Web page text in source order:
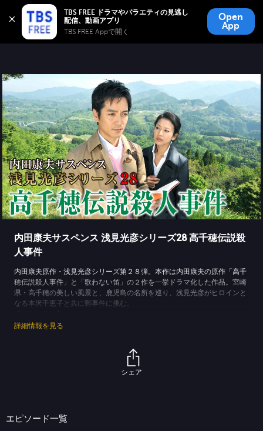
TBS FREE ドラマやバラエティの見逃し
TBS FREE Appで開く
Open
App
TBS FREE
無料見逃し配信
内田康夫サスペンス 浅見光彦シリーズ28 高千穂伝説殺
人事件
内田康夫原作・浅見光彦シリーズ第２８弾。本作は内田康夫の原作「高千
穂伝説殺人事件」と「歌わない笛」の２作を一挙ドラマ化した作品。宮崎
県・高千穂の美しい風景と、鹿児島の名所を巡り、浅見光彦がヒロインと
なる本沢千恵子と共に難事件に挑む。
天才バイオリニスト・本沢千恵子（戸田菜穂）とお見合いをしていたルポ
（竜雷太）は真剣だった。「光彦くん。もし万一の時には、千恵子の相談
相手になってやってください」という言葉を残して３日後、誠一が失踪し
てしまう。千恵子から電話を受けた光彦は、約束通り本沢家に駆けつけ
高千穂へ向かうのだが、そこでは手がかりの１人、元町会議員の帆村（星
詳細情報を見る
シェア
エピソード一覧